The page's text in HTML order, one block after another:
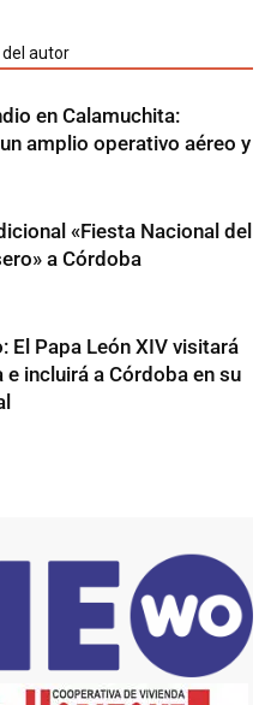
del autor
en Calamuchita:
amplio operativo aéreo y
«Fiesta Nacional del
a Córdoba
El Papa León XIV visitará
e incluirá a Córdoba en su